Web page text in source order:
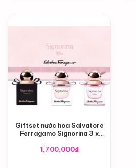
Giftset nước hoa Salvatore
Ferragamo Signorina 3 x
1,700,000₫